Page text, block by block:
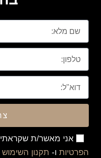
אני מאשר/ת
הפרטיות ו- תקנון השימוש